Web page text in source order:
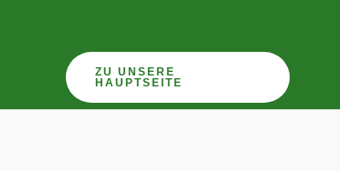
ZU UNSERE
HAUPTSEITE